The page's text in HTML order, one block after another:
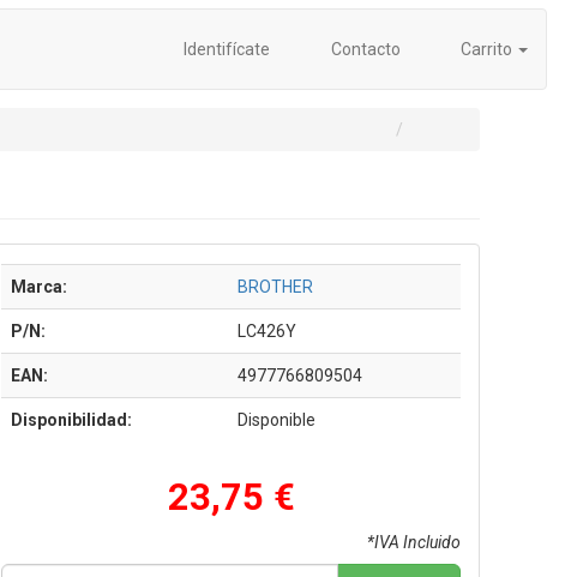
Identifícate Contacto Carrito
Marca: BROTHER
P/N: LC426Y
EAN: 4977766809504
Disponibilidad: Disponible
23,75 €
*IVA Incluido